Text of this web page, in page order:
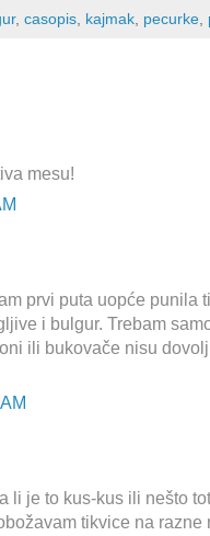
, casopis, kajmak, pecurke,
mesu!
prvi puta uopće punila
i bulgur. Trebam
ili bukovače nisu
li je to kus-kus ili nešto
tikvice na razne